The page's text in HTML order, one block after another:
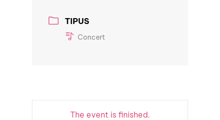
TIPUS
Concert
The event is finished.